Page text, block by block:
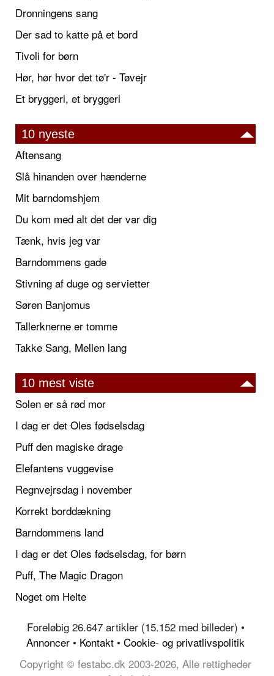
Dronningens sang
Der sad to katte på et bord
Tivoli for børn
Hør, hør hvor det tø'r - Tøvejr
Et bryggeri, et bryggeri
10 nyeste
Aftensang
Slå hinanden over hænderne
Mit barndomshjem
Du kom med alt det der var dig
Tænk, hvis jeg var
Barndommens gade
Stivning af duge og servietter
Søren Banjomus
Tallerknerne er tomme
Takke Sang, Mellen lang
10 mest viste
Solen er så rød mor
I dag er det Oles fødselsdag
Puff den magiske drage
Elefantens vuggevise
Regnvejrsdag i november
Korrekt borddækning
Barndommens land
I dag er det Oles fødselsdag, for børn
Puff, The Magic Dragon
Noget om Helte
Foreløbig 26.647 artikler (15.152 med billeder) •
Annoncer • Kontakt • Cookie- og privatlivspolitik
Copyright © festabc.dk 2003-2026, Alle rettigheder